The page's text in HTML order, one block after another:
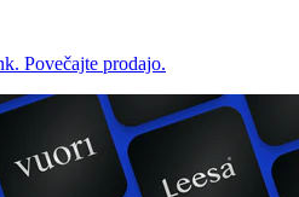
Povečajte prodajo.